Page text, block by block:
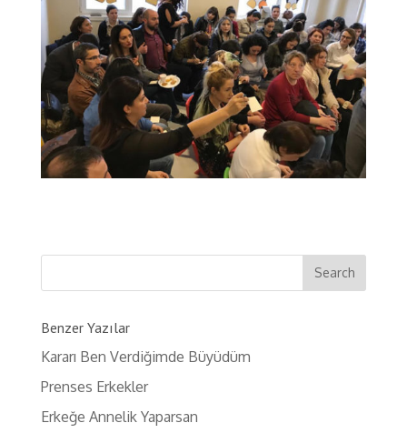
Benzer Yazılar
Kararı Ben Verdiğimde Büyüdüm
Prenses Erkekler
Erkeğe Annelik Yaparsan